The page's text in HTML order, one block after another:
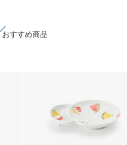
おすすめ商品